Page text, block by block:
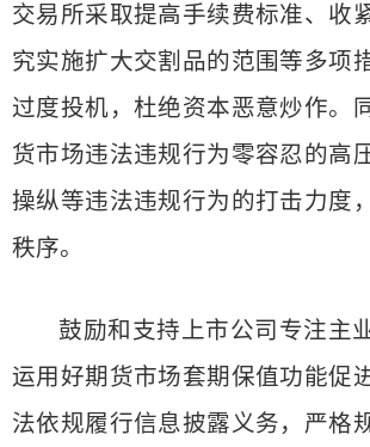
交易所采取提高手续费标准、收
究实施扩大交割品的范围等多项
过度投机，杜绝资本恶意炒作。
货市场违法违规行为零容忍的高
操纵等违法违规行为的打击力度
秩序。
鼓励和支持上市公司专注主
运用好期货市场套期保值功能促
法依规履行信息披露义务，严格